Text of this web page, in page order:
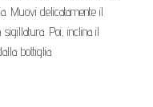
Muovi delicatamente il
Poi, inclina il
bottiglia.